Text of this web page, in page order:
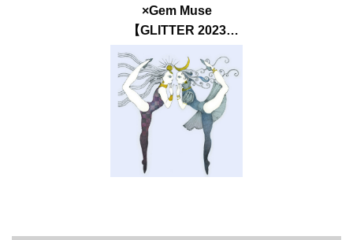
×Gem Muse
【GLITTER 2023
SUMMER issue】